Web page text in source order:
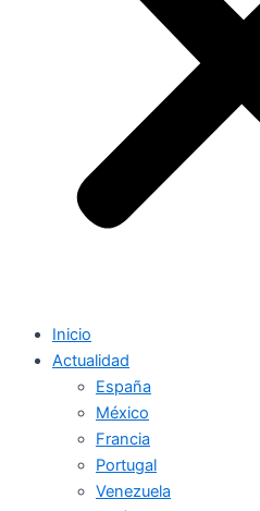
Inicio
Actualidad
España
México
Francia
Portugal
Venezuela